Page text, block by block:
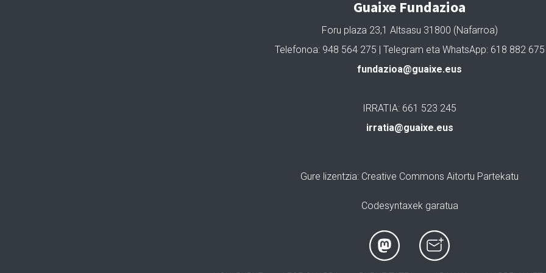
Guaixe Fundazioa
Foru plaza 23,1 Altsasu 31800 (Nafarroa)
Telefonoa: 948 564 275 | Telegram eta WhatsApp: 618 882 675
fundazioa@guaixe.eus
IRRATIA: 661 523 245
irratia@guaixe.eus
Gure lizentzia: Creative Commons Aitortu Partekatu
Codesyntaxek garatua